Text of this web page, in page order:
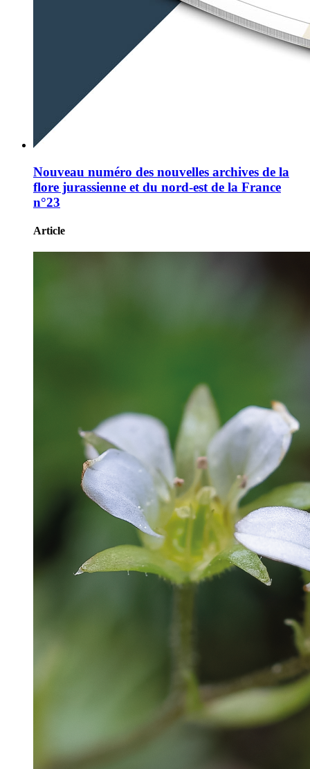
Nouveau numéro des nouvelles archives de la
flore jurassienne et du nord-est de la France
n°23
Article